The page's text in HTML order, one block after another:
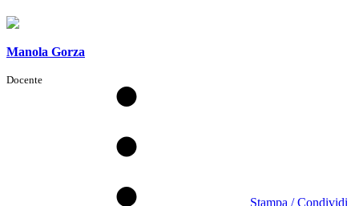
Manola Gorza
Docente
Stampa / Condividi